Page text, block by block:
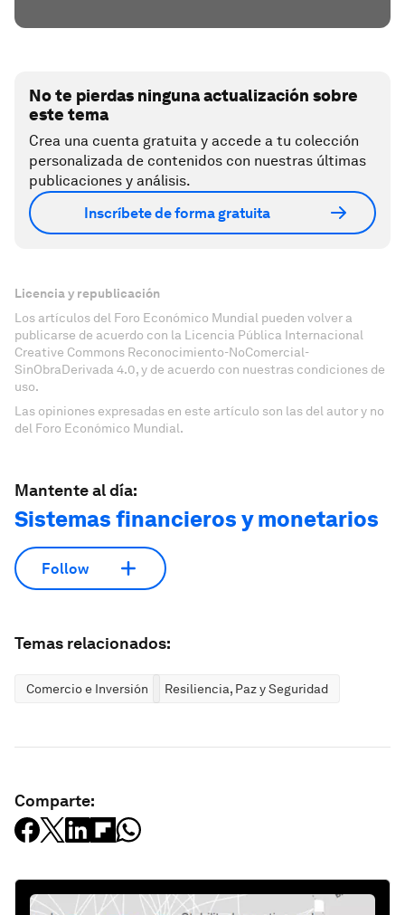
No te pierdas ninguna actualización sobre
este tema
Crea una cuenta gratuita y accede a tu colección
personalizada de contenidos con nuestras últimas
publicaciones y análisis.
Inscríbete de forma gratuita
Licencia y republicación
Los artículos del Foro Económico Mundial pueden volver a
publicarse de acuerdo con la Licencia Pública Internacional
Creative Commons Reconocimiento-NoComercial-
SinObraDerivada 4.0, y de acuerdo con nuestras condiciones de
uso.
Las opiniones expresadas en este artículo son las del autor y no
del Foro Económico Mundial.
Mantente al día:
Sistemas financieros y monetarios
Follow
Temas relacionados:
Comercio e Inversión Resiliencia, Paz y Seguridad
Comparte: